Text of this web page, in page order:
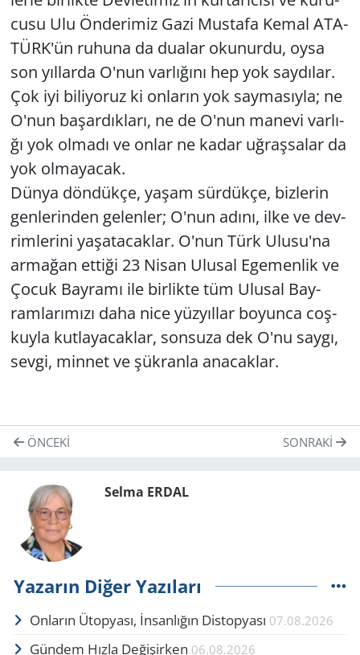
cu­su Ulu Ön­de­ri­miz Gazi Mus­ta­fa Kemal ATA­
TÜRK'ün ru­hu­na da du­alar oku­nur­du, oysa
son yıl­lar­da O'nun var­lı­ğı­nı hep yok say­dı­lar.
Çok iyi bi­li­yo­ruz ki on­la­rın yok say­ma­sıy­la; ne
O'nun ba­şar­dık­la­rı, ne de O'nun ma­ne­vi var­lı­
ğı yok ol­ma­dı ve onlar ne kadar uğ­raş­sa­lar da
yok ol­ma­ya­cak.
Dünya dön­dük­çe, yaşam sür­dük­çe, biz­le­rin
gen­le­rin­den ge­len­ler; O'nun adını, ilke ve dev­
rim­le­ri­ni ya­şa­ta­cak­lar. O'nun Türk Ulusu'na
ar­ma­ğan et­ti­ği 23 Nisan Ulu­sal Ege­men­lik ve
Çocuk Bay­ra­mı ile bir­lik­te tüm Ulu­sal Bay­
ram­la­rı­mı­zı daha nice yüz­yıl­lar bo­yun­ca coş­
kuy­la kut­la­ya­cak­lar, son­su­za dek O'nu saygı,
sevgi, min­net ve şük­ran­la ana­cak­lar.
ÖNCEKI SONRAKI
Selma ERDAL
Yazarın Diğer Yazıları
Onların Ütopyası, İnsanlığın Distopyası 07.08.2026
Gündem Hızla Değişirken 06.08.2026